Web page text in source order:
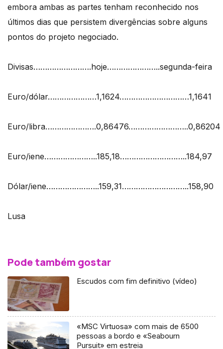
embora ambas as partes tenham reconhecido nos
últimos dias que persistem divergências sobre alguns
pontos do projeto negociado.
Divisas…………………….hoje…………………..segunda-feira
Euro/dólar…………………1,1624…………………………1,1641
Euro/libra………………….0,86476……………………..0,86204
Euro/iene…………………..185,18………………………..184,97
Dólar/iene…………………..159,31………………………..158,90
Lusa
Pode também gostar
Escudos com fim definitivo (vídeo)
«MSC Virtuosa» com mais de 6500
pessoas a bordo e «Seabourn
Pursuit» em estreia